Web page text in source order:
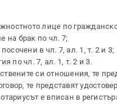
лице по
на брак по чл. 7;
в чл. 7, ал. 1, т. 2 и 3;
по чл. 7, ал. 1, т. 2 и 3.
си отношения, те
те представят
е вписан в